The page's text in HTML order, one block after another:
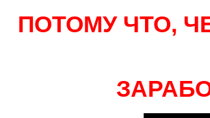
ПОТОМУ ЧТО,